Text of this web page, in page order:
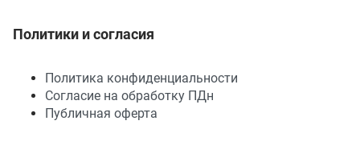
Политики и согласия
Политика конфиденциальности
Согласие на обработку ПДн
Публичная оферта